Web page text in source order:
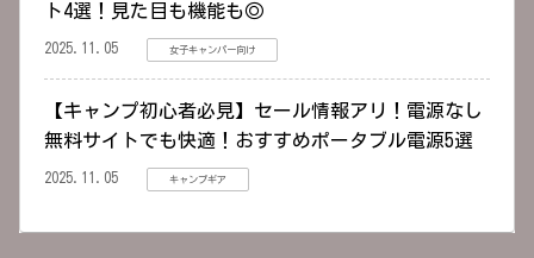
ト4選！見た目も機能も◎
2025.11.05 女子キャンパー向け
【キャンプ初心者必見】セール情報アリ！電源なし
無料サイトでも快適！おすすめポータブル電源5選
2025.11.05 キャンプギア